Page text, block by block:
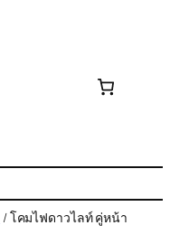
/ โคมไฟดาวไลท์ คู่หน้า